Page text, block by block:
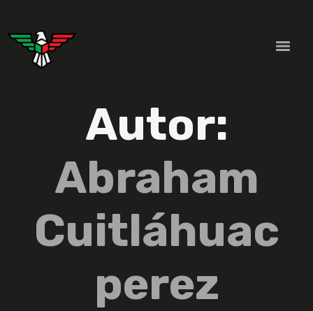
Autor:
Abraham
Cuitláhuac
perez